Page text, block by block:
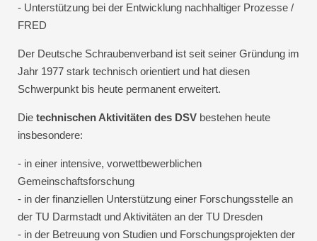
- Unterstützung bei der Entwicklung nachhaltiger Prozesse /
FRED
Der Deutsche Schraubenverband ist seit seiner Gründung im
Jahr 1977 stark technisch orientiert und hat diesen
Schwerpunkt bis heute permanent erweitert.
Die technischen Aktivitäten des DSV bestehen heute
insbesondere:
- in einer intensive, vorwettbewerblichen
Gemeinschaftsforschung
- in der finanziellen Unterstützung einer Forschungsstelle an
der TU Darmstadt und Aktivitäten an der TU Dresden
- in der Betreuung von Studien und Forschungsprojekten der